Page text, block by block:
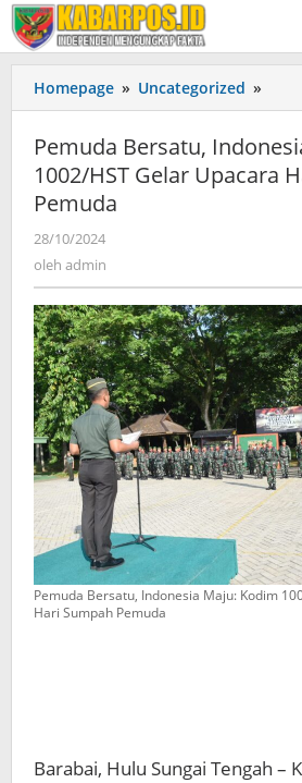
Lewati
ke
konten
Homepage » Uncategorized »
Pemuda Bersatu,
1002/HST Gelar Upacara
Pemuda
28/10/2024
oleh admin
Pemuda Bersatu, Indonesia Maju: Kodim
Hari Sumpah Pemuda
Barabai, Hulu Sungai Tengah –